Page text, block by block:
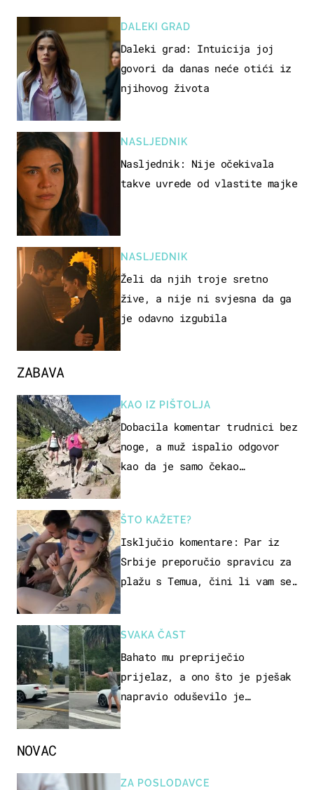
ZABAVA
KAO IZ PIŠTOLJA
Dobacila komentar trudnici bez
noge, a muž ispalio odgovor
kao da je samo čekao…
ŠTO KAŽETE?
Isključio komentare: Par iz
Srbije preporučio spravicu za
plažu s Temua, čini li vam se
SVAKA ČAST
Bahato mu prepriječio
prijelaz, a ono što je pješak
napravio oduševilo je
DALEKI GRAD
Daleki grad: Intuicija joj
govori da danas neće otići iz
njihovog života
NASLJEDNIK
Nasljednik: Nije očekivala
takve uvrede od vlastite majke
NASLJEDNIK
Želi da njih troje sretno
žive, a nije ni svjesna da ga
je odavno izgubila
NOVAC
ZA POSLODAVCE